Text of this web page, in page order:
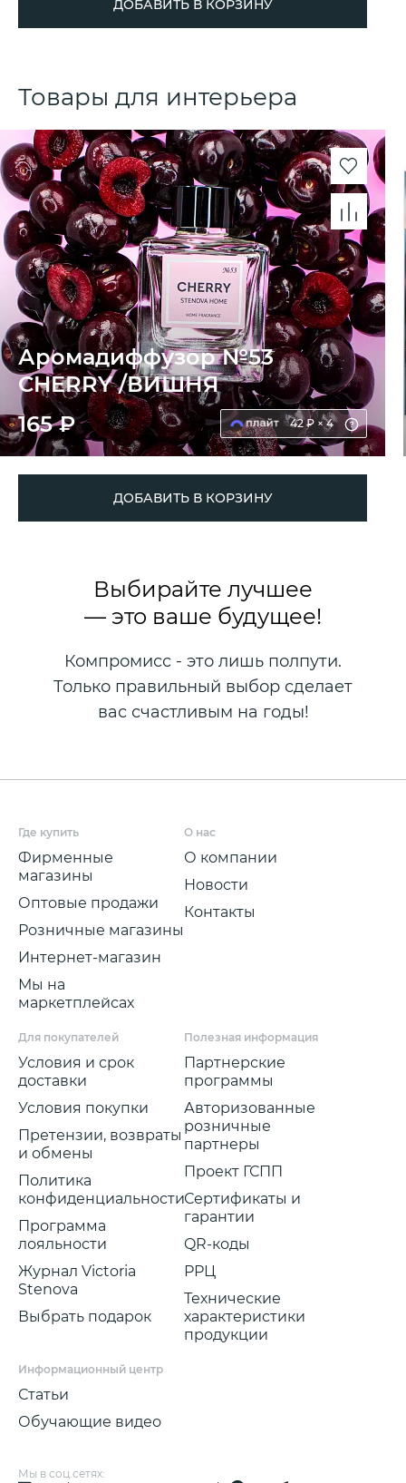
ДОБАВИТЬ В КОРЗИНУ
Товары для интерьера
Аромадиффузор №53
CHERRY /ВИШНЯ
165 ₽
42 ₽ × 4
ДОБАВИТЬ В КОРЗИНУ
Выбирайте лучшее
— это ваше будущее!
Компромисс - это лишь полпути.
Только правильный выбор сделает
вас счастливым на годы!
Где купить
Фирменные
магазины
Оптовые продажи
Розничные магазины
Интернет-магазин
Мы на
маркетплейсах
О нас
О компании
Новости
Контакты
Для покупателей
Условия и срок
доставки
Условия покупки
Претензии, возвраты
и обмены
Политика
конфиденциальности
Программа
лояльности
Журнал Victoria
Stenova
Выбрать подарок
Полезная информация
Партнерские
программы
Авторизованные
розничные
партнеры
Проект ГСПП
Сертификаты и
гарантии
QR-коды
РРЦ
Технические
характеристики
продукции
Информационный центр
Статьи
Обучающие видео
Мы в соц.сетях: